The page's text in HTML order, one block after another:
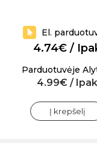
El.
4.74€ /
Parduotuvėje
4.99€ / Ipak
Į krepšelį